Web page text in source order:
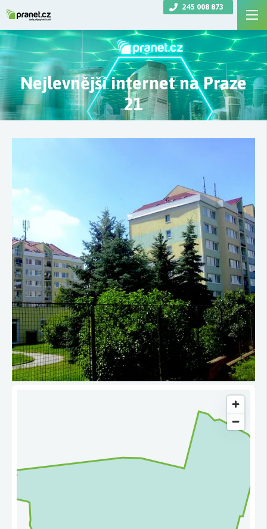
245 008 873
Nejlevnější internet na Praze
21